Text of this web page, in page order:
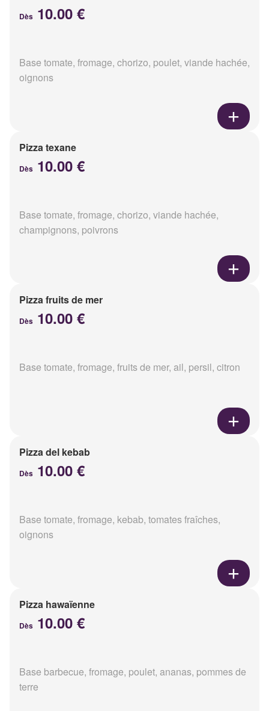
Dès 10.00 €
Base tomate, fromage, chorizo, poulet, viande hachée,
oignons
Pizza texane
Dès 10.00 €
Base tomate, fromage, chorizo, viande hachée,
champignons, poivrons
Pizza fruits de mer
Dès 10.00 €
Base tomate, fromage, fruits de mer, ail, persil, citron
Pizza del kebab
Dès 10.00 €
Base tomate, fromage, kebab, tomates fraîches,
oignons
Pizza hawaïenne
Dès 10.00 €
Base barbecue, fromage, poulet, ananas, pommes de
terre